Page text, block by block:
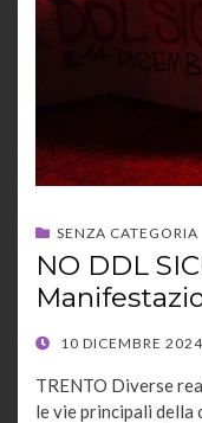
SENZA CATEGORIA
NO DDL
POSTED
10 DICEMBRE 2024
TRENTO Diverse
le vie principali della